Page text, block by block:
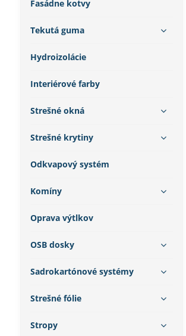
Fasádne kotvy
Tekutá guma
Hydroizolácie
Interiérové farby
Strešné okná
Strešné krytiny
Odkvapový systém
Komíny
Oprava výtlkov
OSB dosky
Sadrokartónové systémy
Strešné fólie
Stropy